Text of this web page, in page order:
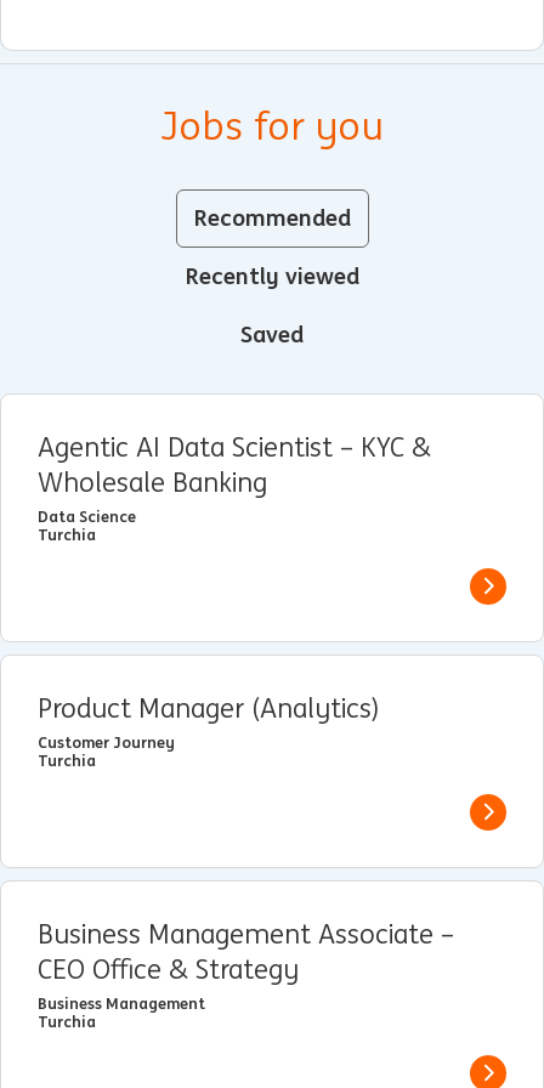
Jobs for you
Recommended
Recently viewed
Saved
Agentic AI Data Scientist – KYC &
Wholesale Banking
Data Science
Turchia
View
Product Manager (Analytics)
Customer Journey
Turchia
View
Business Management Associate –
CEO Office & Strategy
Business Management
Turchia
View